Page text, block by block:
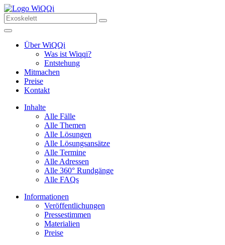
Über WiQQi
Was ist Wiqqi?
Entstehung
Mitmachen
Preise
Kontakt
Inhalte
Alle Fälle
Alle Themen
Alle Lösungen
Alle Lösungsansätze
Alle Termine
Alle Adressen
Alle 360° Rundgänge
Alle FAQs
Informationen
Veröffentlichungen
Pressestimmen
Materialien
Preise